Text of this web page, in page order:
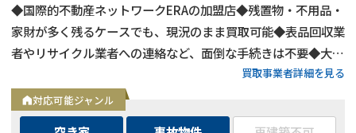
◆国際的不動産ネットワークERAの加盟店◆残置物・不用品・
家財が多く残るケースでも、現況のまま買取可能◆表品回収業
者やリサイクル業者への連絡など、面倒な手続きは不要◆大手
不動産グループLIXILのメンバーで高額買取を実現◆空き家の
丸ごと買い取りで最短3日での入金が可能◆士業との連携で安
心の売却サポート◆オンライン・LINEでの簡単査定が可能
買取事業者詳細を見る
対応可能ジャンル